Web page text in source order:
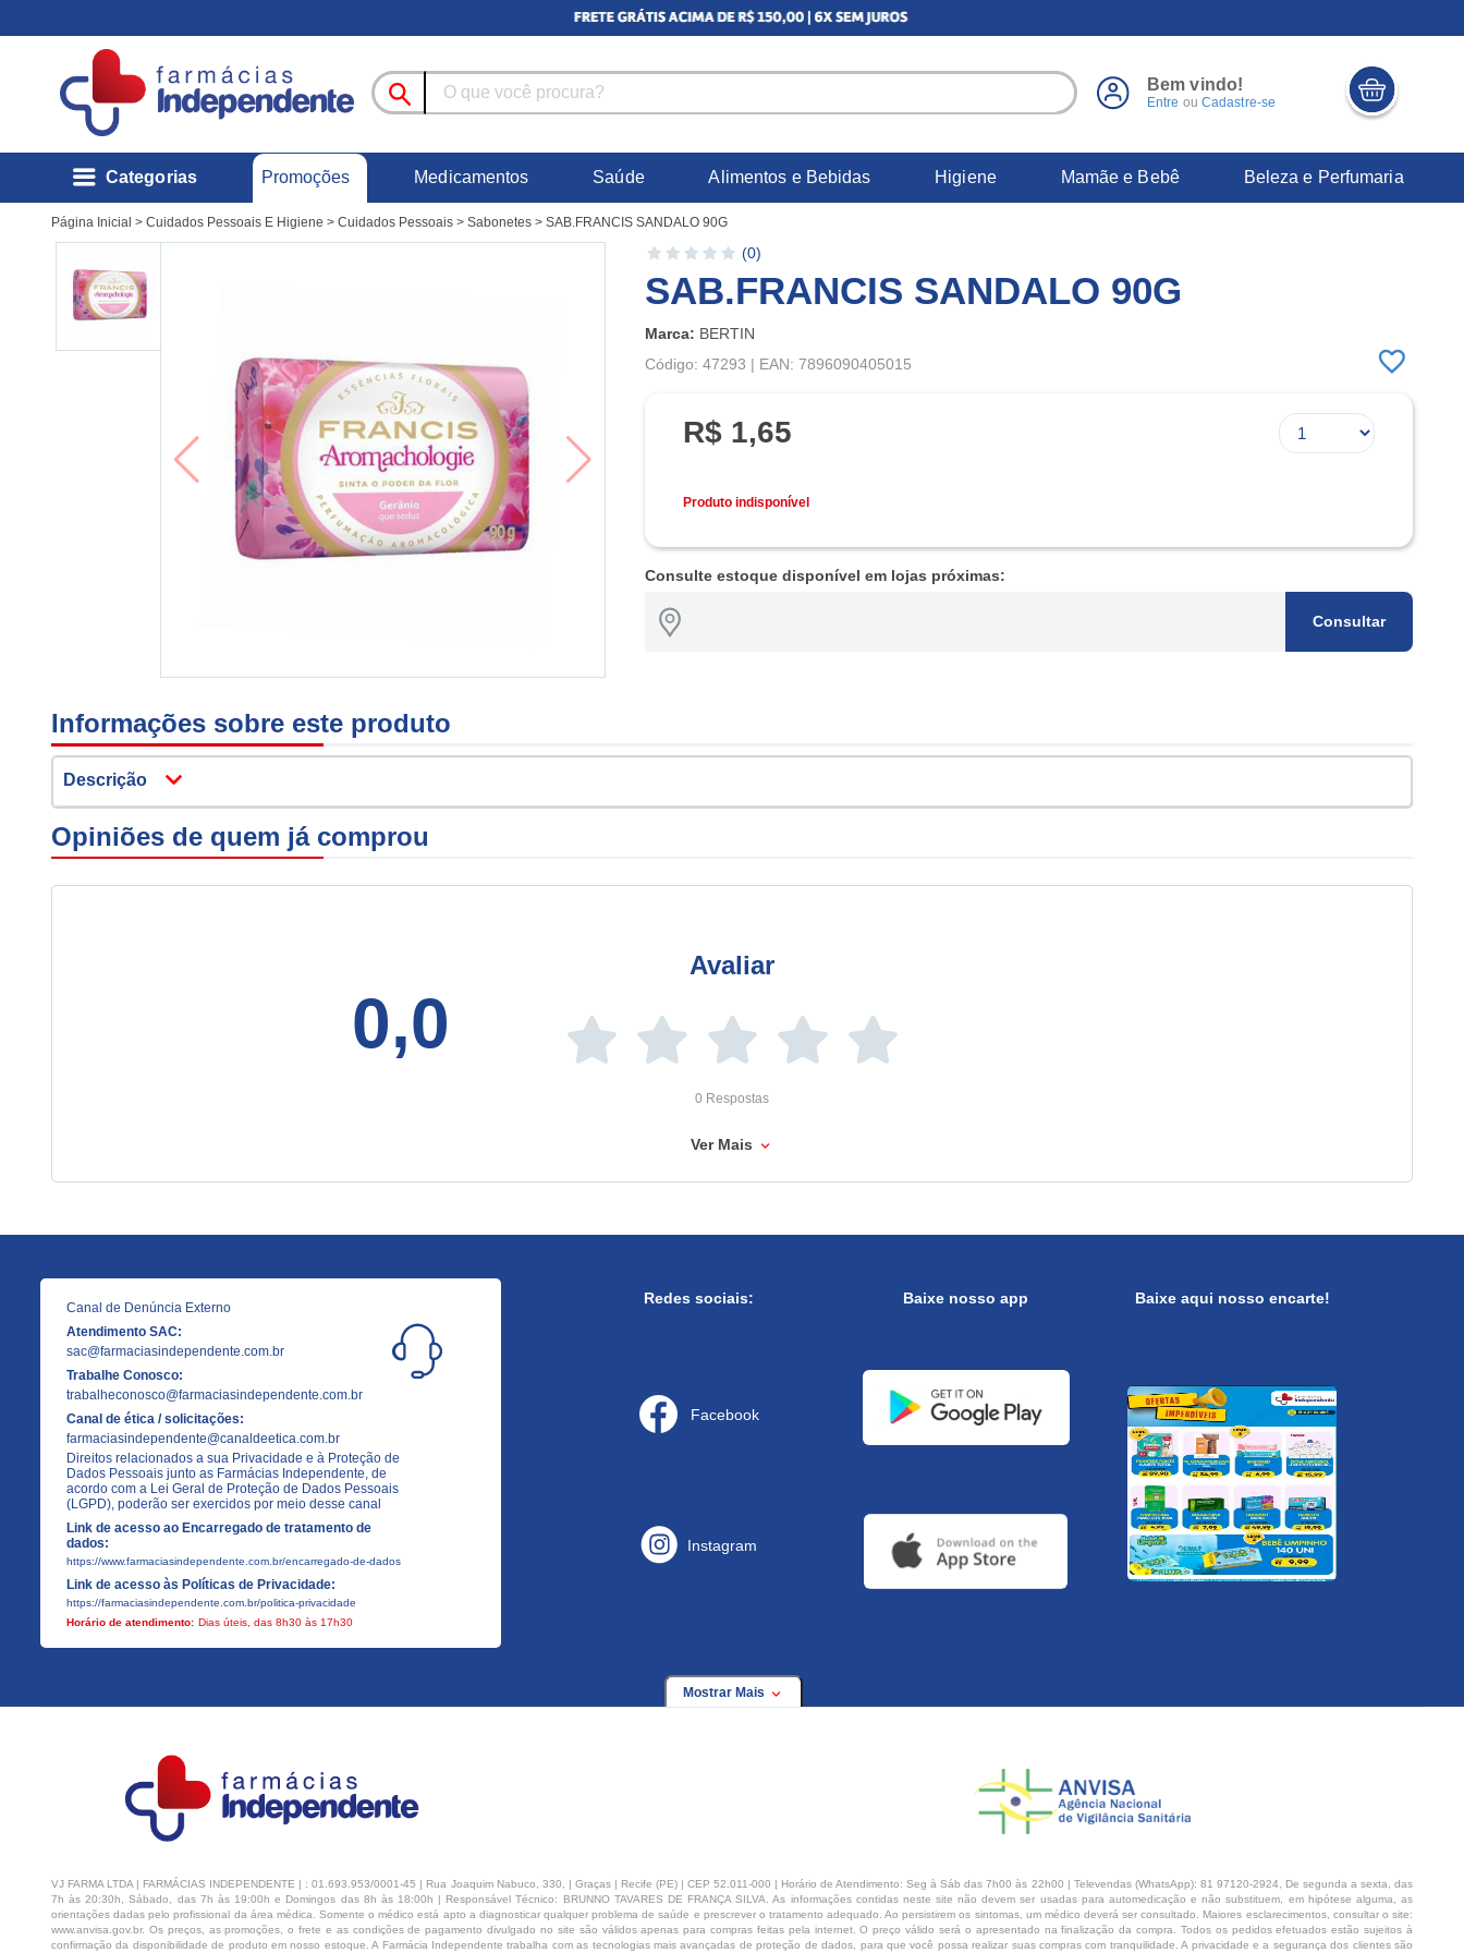
Bem vindo!
Entre ou Cadastre-se
Categorias Promoções Medicamentos Saúde Alimentos e Bebidas Higiene Mamãe e Bebê Beleza e Perfumaria
Página Inicial > Cuidados Pessoais E Higiene > Cuidados Pessoais > Sabonetes > SAB.FRANCIS SANDALO 90G
(0)
SAB.FRANCIS SANDALO 90G
Marca: BERTIN
Código: 47293 | EAN: 7896090405015
R$ 1,65
Produto indisponível
Consulte estoque disponível em lojas próximas:
Consultar
Informações sobre este produto
Descrição
Opiniões de quem já comprou
0,0
Avaliar
0 Respostas
Ver Mais
Canal de Denúncia Externo
Atendimento SAC:
sac@farmaciasindependente.com.br
Trabalhe Conosco:
trabalheconosco@farmaciasindependente.com.br
Canal de ética / solicitações:
farmaciasindependente@canaldeetica.com.br
Direitos relacionados a sua Privacidade e à Proteção de
Dados Pessoais junto as Farmácias Independente, de
acordo com a Lei Geral de Proteção de Dados Pessoais
(LGPD), poderão ser exercidos por meio desse canal
Link de acesso ao Encarregado de tratamento de
dados:
https://www.farmaciasindependente.com.br/encarregado-de-dados
Link de acesso às Políticas de Privacidade:
https://farmaciasindependente.com.br/politica-privacidade
Horário de atendimento: Dias úteis, das 8h30 às 17h30
Redes sociais:
Facebook
Instagram
Baixe nosso app Baixe aqui nosso encarte!
Mostrar Mais
VJ FARMA LTDA | FARMÁCIAS INDEPENDENTE | : 01.693.953/0001-45 | Rua Joaquim Nabuco, 330, | Graças | Recife (PE) | CEP 52.011-000 | Horário de Atendimento: Seg à Sáb das 7h00 às 22h00 | Televendas (WhatsApp): 81 97120-2924, De segunda a sexta, das
7h às 20:30h, Sábado, das 7h às 19:00h e Domingos das 8h às 18:00h | Responsável Técnico: BRUNNO TAVARES DE FRANÇA SILVA. As informações contidas neste site não devem ser usadas para automedicação e não substituem, em hipótese alguma, as
orientações dadas pelo profissional da área médica. Somente o médico está apto a diagnosticar qualquer problema de saúde e prescrever o tratamento adequado. Ao persistirem os sintomas, um médico deverá ser consultado. Maiores esclarecimentos, consultar o site:
www.anvisa.gov.br. Os preços, as promoções, o frete e as condições de pagamento divulgado no site são válidos apenas para compras feitas pela internet. O preço válido será o apresentado na finalização da compra. Todos os pedidos efetuados estão sujeitos à
confirmação da disponibilidade de produto em nosso estoque. A Farmácia Independente trabalha com as tecnologias mais avançadas de proteção de dados, para que você possa realizar suas compras com tranquilidade. A privacidade e a segurança dos clientes são